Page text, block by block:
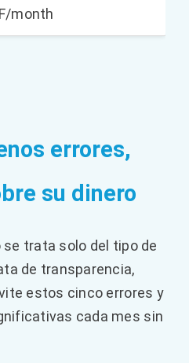
month
errores,
su dinero
se trata solo del tipo de
de transparencia,
estos cinco errores y
cada mes sin